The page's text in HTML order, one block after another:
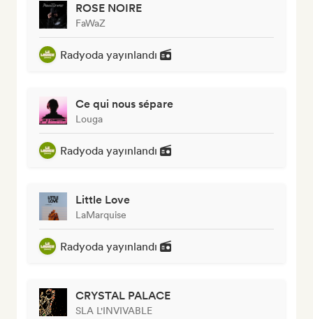
ROSE NOIRE
FaWaZ
Radyoda yayınlandı
Ce qui nous sépare
Louga
Radyoda yayınlandı
Little Love
LaMarquise
Radyoda yayınlandı
CRYSTAL PALACE
SLA L'INVIVABLE